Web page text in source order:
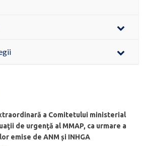
a Comitetului ministerial
de urgenţă al MMAP, ca urmare a
emise de ANM și INHGA